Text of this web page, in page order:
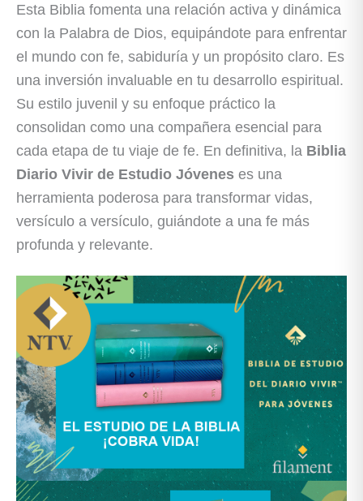
Esta Biblia fomenta una relación activa y dinámica
con la Palabra de Dios, equipándote para enfrentar
el mundo con fe, sabiduría y un propósito claro. Es
una inversión invaluable en tu desarrollo espiritual.
Su estilo juvenil y su enfoque práctico la
consolidan como una compañera esencial para
cada etapa de tu viaje de fe. En definitiva, la Biblia
Diario Vivir de Estudio Jóvenes es una
herramienta poderosa para transformar vidas,
versículo a versículo, guiándote a una fe más
profunda y relevante.